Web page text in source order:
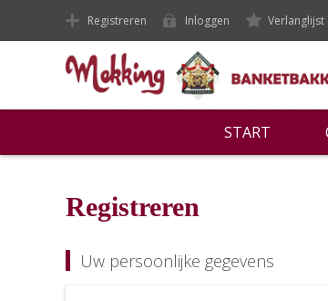
Registreren Inloggen Verlanglijst
START
Registreren
Uw persoonlijke gegevens